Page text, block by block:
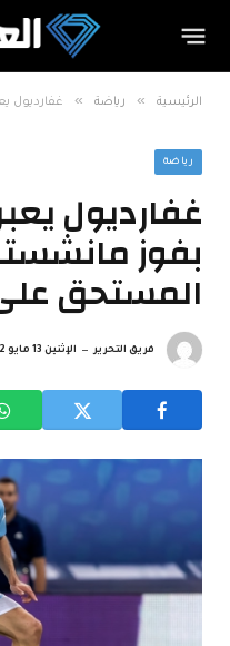
الرئيسية » رياضة » غفارديول
رياضة
غفارديول
بفوز
المستحق
فريق التحرير الإثنين 13 مايو 1:42 ص